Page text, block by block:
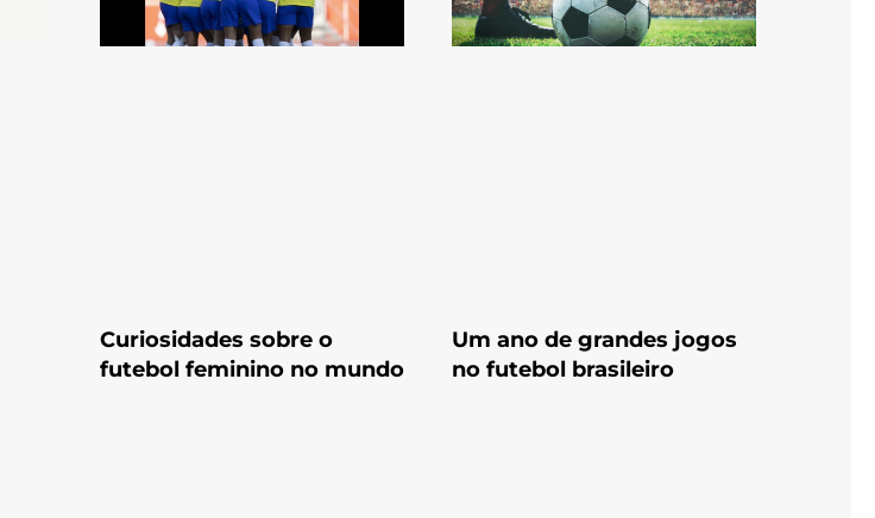
Curiosidades sobre o
futebol feminino no mundo
Um ano de grandes jogos
no futebol brasileiro